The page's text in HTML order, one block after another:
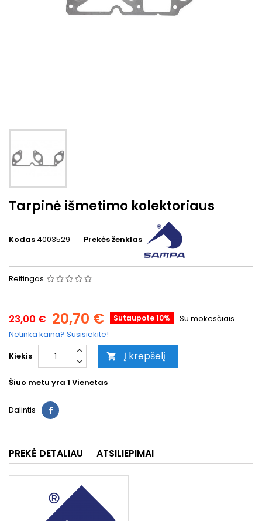
Tarpinė išmetimo kolektoriaus
Kodas 4003529 Prekės ženklas
Reitingas
23,00 € 20,70 € Sutaupote 10%
Su mokesčiais
Netinka kaina? Susisiekite!
Kiekis
 Į krepšelį
Šiuo metu yra 1 Vienetas
Dalintis
PREKĖ DETALIAU ATSILIEPIMAI